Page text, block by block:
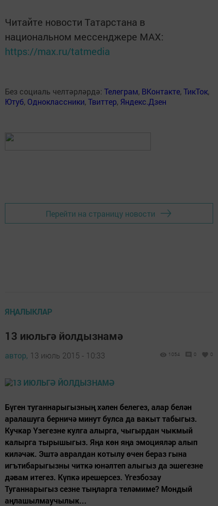
Читайте новости Татарстана в
национальном мессенджере MАХ:
https://max.ru/tatmedia
Без социаль челтәрләрдә: Телеграм, ВКонтакте,ТикТок,
Ютуб, Одноклассники,Твиттер, Яндекс.Дзен
Перейти на страницу новости
ЯҢАЛЫКЛАР
13 июльгә йолдызнамә
автор, 13 июль 2015 - 10:33 1054 0 0
Бүген туганнарыгызның хәлен белегез, алар белән
аралашуга берничә минут булса да вакыт табыгыз.
Кучкар Үзегезне кулга алырга, чыгырдан чыкмый
калырга тырышыгыз. Яңа көн яңа эмоцияләр алып
киләчәк. Эштә авралдан котылу өчен бераз гына
игътибарыгызны читкә юнәлтеп алыгыз да эшегезне
дәвам итегез. Күпкә ирешерсез. Үгезбозау
Туганнарыгыз сезне тыңларга теләмиме? Мондый
аңлашылмаучылык...